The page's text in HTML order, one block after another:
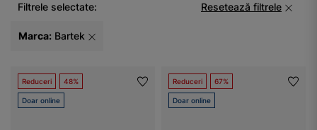
Filtrele selectate: Resetează filtrele
Marca: Bartek
Reduceri 48%
Doar online
Reduceri 67%
Doar online